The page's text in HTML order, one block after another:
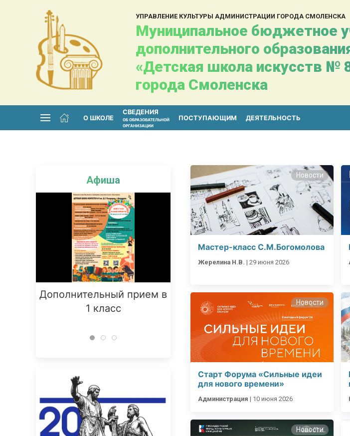
УПРАВЛЕНИЕ КУЛЬТУРЫ АДМИНИСТРАЦИИ ГОРОДА СМОЛЕНСКА
Муниципальное бюджетное
дополнительного
«Детская школа искусств №
города Смоленска
О ШКОЛЕ
СВЕДЕНИЯ
ОБ ОБРАЗОВАТЕЛЬНОЙ
ОРГАНИЗАЦИИ
ПОСТУПАЮЩИМ ДЕЯТЕЛЬНОСТЬ
Афиша
Дополнительный прием в
1 класс
Занятия для детей 4-6 лет
Новости
Мастер-класс С.М.Богомолова
Жерелина Н.В. | 29 июня 2026
Новости
Старт Форума «Сильные идеи
для нового времени»
Администрация | 10 июня 2026
Новости